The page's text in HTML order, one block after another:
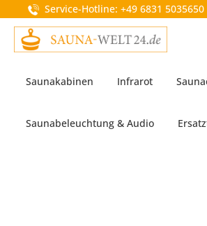
Zur Hauptnavigation springen
Service-Hotline: +49 6831
Saunakabinen Infrarot
Saunabeleuchtung & Audio